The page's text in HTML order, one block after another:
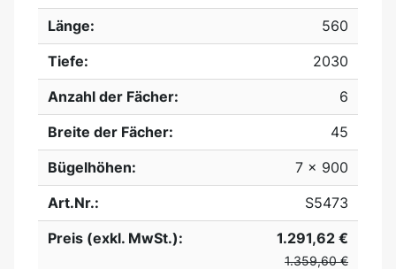
Länge:
560
Tiefe:
2030
Anzahl der Fächer:
6
Breite der Fächer:
45
Bügelhöhen:
7 x 900
Art.Nr.:
S5473
Preis (exkl. MwSt.):
1.291,62 €
1.359,60 €